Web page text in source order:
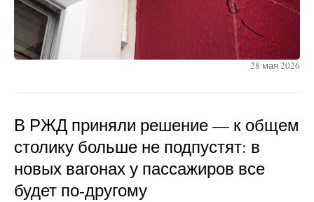
28 мая 2026
В РЖД приняли решение — к общем
столику больше не подпустят: в
новых вагонах у пассажиров все
будет по-другому